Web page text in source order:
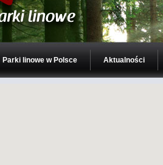
Parki linowe w Polsce Aktualności